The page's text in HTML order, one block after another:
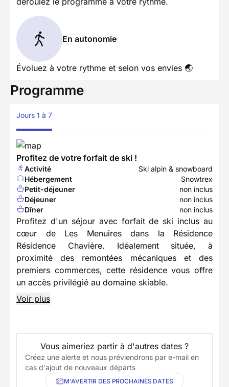
En autonomie
Évoluez à votre rythme et selon vos envies 🌏
Programme
Jours 1 à 7
Profitez de votre forfait de ski !
Activité
Ski alpin & snowboard
Hébergement
Snowtrex
Petit-déjeuner
non inclus
Déjeuner
non inclus
Dîner
non inclus
Profitez d'un séjour avec forfait de ski inclus au
cœur de Les Menuires dans la Résidence
Résidence Chavière. Idéalement située, à
proximité des remontées mécaniques et des
premiers commerces, cette résidence vous offre
un accès privilégié au domaine skiable.
Voir plus
Vous aimeriez partir à d'autres dates ?
Créez une alerte et nous préviendrons par e-mail en
cas d'ajout de nouveaux départs
M'AVERTIR DES PROCHAINES DATES